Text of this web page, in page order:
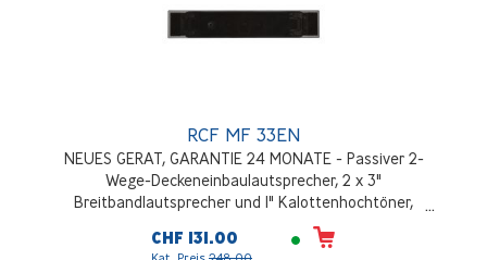
RCF MF 33EN
NEUES GERAT, GARANTIE 24 MONATE - Passiver 2-
Wege-Deckeneinbaulautsprecher, 2 x 3"
Breitbandlautsprecher und 1" Kalottenhochtöner,
schaltbare Leistung, 88 dB Empfindlichkeit,
Frequenzgang 80Hz - 22000Hz, Schwarz (RAL9005)
CHF 131.00